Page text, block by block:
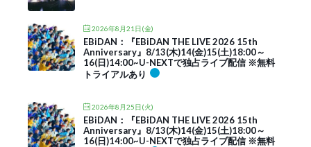
2026年8月21日(金)
EBiDAN：『EBiDAN THE LIVE 2026 15th
Anniversary』8/13(木)14(金)15(土)18:00～
16(日)14:00~U-NEXTで独占ライブ配信 ※無料
トライアルあり
2026年8月25日(火)
EBiDAN：『EBiDAN THE LIVE 2026 15th
Anniversary』8/13(木)14(金)15(土)18:00～
16(日)14:00~U-NEXTで独占ライブ配信 ※無料